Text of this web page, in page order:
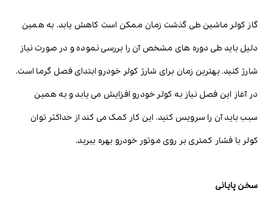
گاز کولر ماشین طی گذشت زمان ممکن است کاهش یابد. به همین
دلیل باید طی دوره های مشخص آن را بررسی نموده و در صورت نیاز
شارژ کنید. بهترین زمان برای شارژ کولر خودرو ابتدای فصل گرما است.
در آغاز این فصل نیاز به کولر خودرو افزایش می یابد و به همین
سبب باید آن را سرویس کنید. این کار کمک می کند از حداکثر توان
کولر با فشار کمتری بر روی موتور خودرو بهره ببرید.
سخن پایانی